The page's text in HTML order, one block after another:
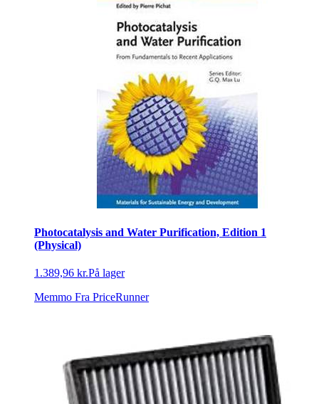
Photocatalysis and Water Purification, Edition 1
(Physical)
1.389,96 kr.På lager
Memmo Fra PriceRunner